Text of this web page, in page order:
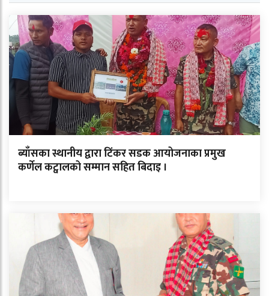
ब्याँसका स्थानीय द्वारा टिंकर सडक आयोजनाका प्रमुख
कर्णेल कट्वालको सम्मान सहित बिदाइ ।